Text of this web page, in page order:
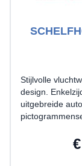
Stijlvolle
design.
uitgebreide